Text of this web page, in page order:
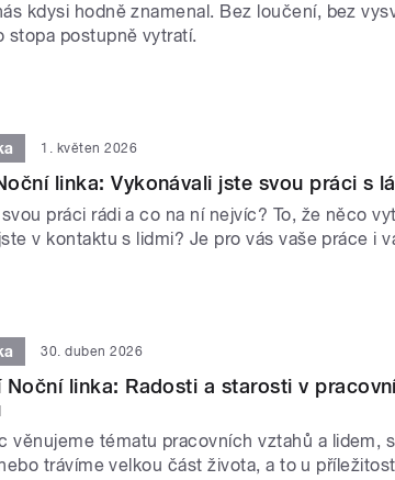
kdysi hodně znamenal. Bez loučení, bez
stopa postupně vytratí.
1. květen 2026
linka: Vykonávali jste svou práci s
práci rádi a co na ní nejvíc? To, že něco
v kontaktu s lidmi? Je pro vás vaše práce i
30. duben 2026
Noční linka: Radosti a starosti v
věnujeme tématu pracovních vztahů a lidem,
trávíme velkou část života, a to u